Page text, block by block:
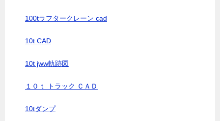
100tラフタークレーン cad
10t CAD
10t jww軌跡図
１０ｔ トラック ＣＡＤ
10tダンプ